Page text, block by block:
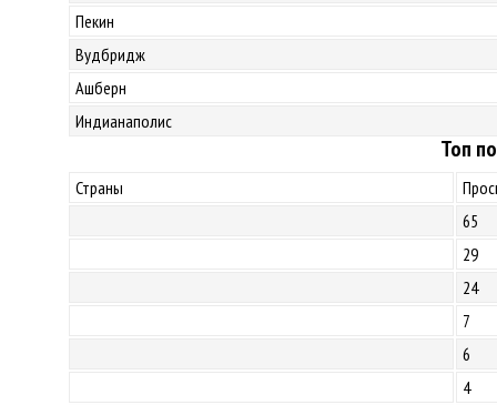
Пекин
Вудбридж
Ашберн
Индианаполис
Топ
Страны
65
29
24
7
6
4